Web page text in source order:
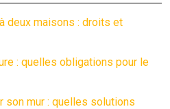
deux maisons : droits et
: quelles obligations pour le
son mur : quelles solutions